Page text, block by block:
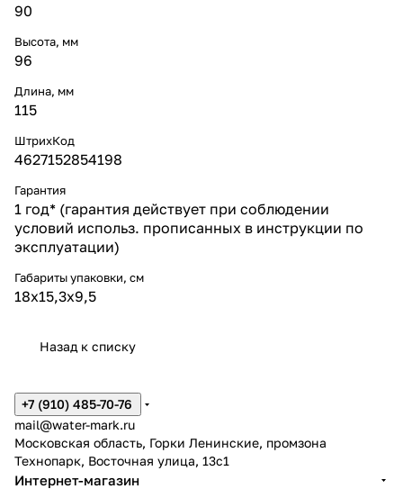
90
Высота, мм
96
Длина, мм
115
ШтрихКод
4627152854198
Гарантия
1 год* (гарантия действует при соблюдении
условий использ. прописанных в инструкции по
эксплуатации)
Габариты упаковки, см
18х15,3х9,5
Назад к списку
+7 (910) 485-70-76
mail@water-mark.ru
Московская область, Горки Ленинские, промзона
Технопарк, Восточная улица, 13с1
Интернет-магазин